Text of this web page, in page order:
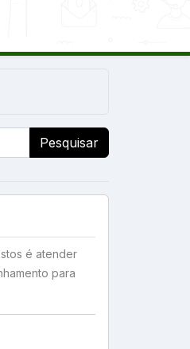
Pesquisar
é atender
para